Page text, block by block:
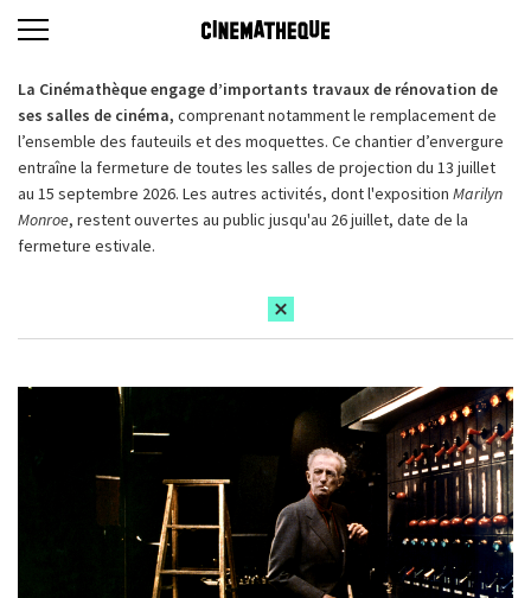
La Cinémathèque engage d’importants travaux de rénovation de
ses salles de cinéma, comprenant notamment le remplacement de
l’ensemble des fauteuils et des moquettes. Ce chantier d’envergure
entraîne la fermeture de toutes les salles de projection du 13 juillet
au 15 septembre 2026. Les autres activités, dont l'exposition Marilyn
Monroe, restent ouvertes au public jusqu'au 26 juillet, date de la
fermeture estivale.